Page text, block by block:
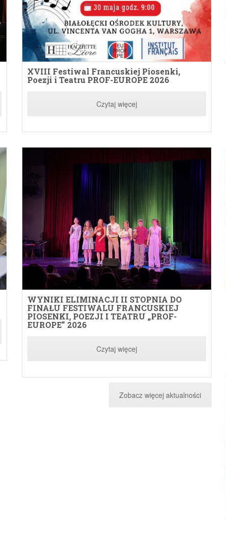
XVIII Festiwal Francuskiej Piosenki,
Poezji i Teatru PROF-EUROPE 2026
Czytaj więcej
WYNIKI ELIMINACJI II STOPNIA DO
FINAŁU FESTIWALU FRANCUSKIEJ
PIOSENKI, POEZJI I TEATRU „PROF-
EUROPE” 2026
Czytaj więcej
Zobacz więcej aktualności